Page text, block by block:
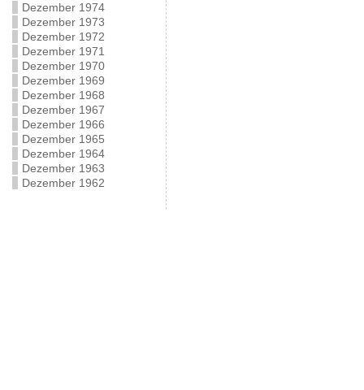
Dezember 1974
Dezember 1973
Dezember 1972
Dezember 1971
Dezember 1970
Dezember 1969
Dezember 1968
Dezember 1967
Dezember 1966
Dezember 1965
Dezember 1964
Dezember 1963
Dezember 1962